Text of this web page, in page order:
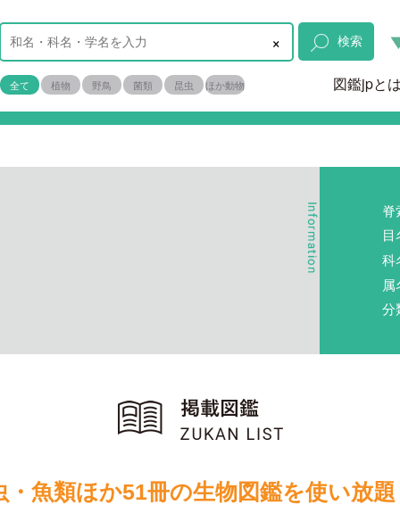
× 検索
全て 植物 野鳥 菌類 昆虫 ほか動物 図鑑jpと
脊
科
分
・魚類ほか51冊の生物図鑑を使い放題